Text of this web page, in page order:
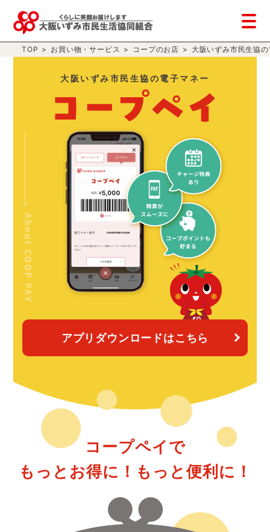
TOP > お買い物・サービス > コープのお店 > 大阪いずみ市民生協
大阪いずみ市民生協の電子マネー
アプリダウンロードはこちら
コープペイで
もっとお得に！もっと便利に！